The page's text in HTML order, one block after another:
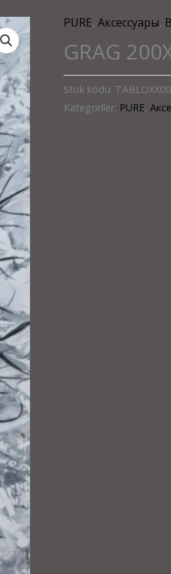
PURE, Аксессуары,
GRAG
Stok kodu:
Kategoriler: PURE,